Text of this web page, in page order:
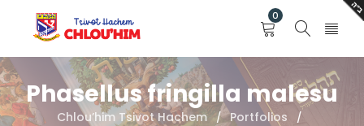
0
Phasellus fringilla malesu
Chlou’him Tsivot Hachem / Portfolios /